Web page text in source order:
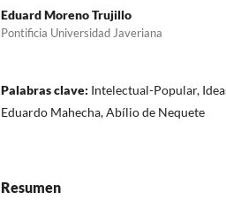
Eduard Moreno Trujillo
Pontificia Universidad Javeriana
Palabras clave: Intelectual-Popular,
Eduardo Mahecha, Abílio de Nequete
Resumen